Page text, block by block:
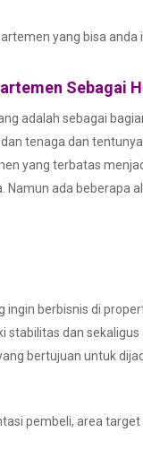
yang bisa anda
Sebagai
adalah sebagai
tenaga dan tentunya
yang terbatas
ada beberapa
berbisnis di
dan
bertujuan untuk
pembeli, area